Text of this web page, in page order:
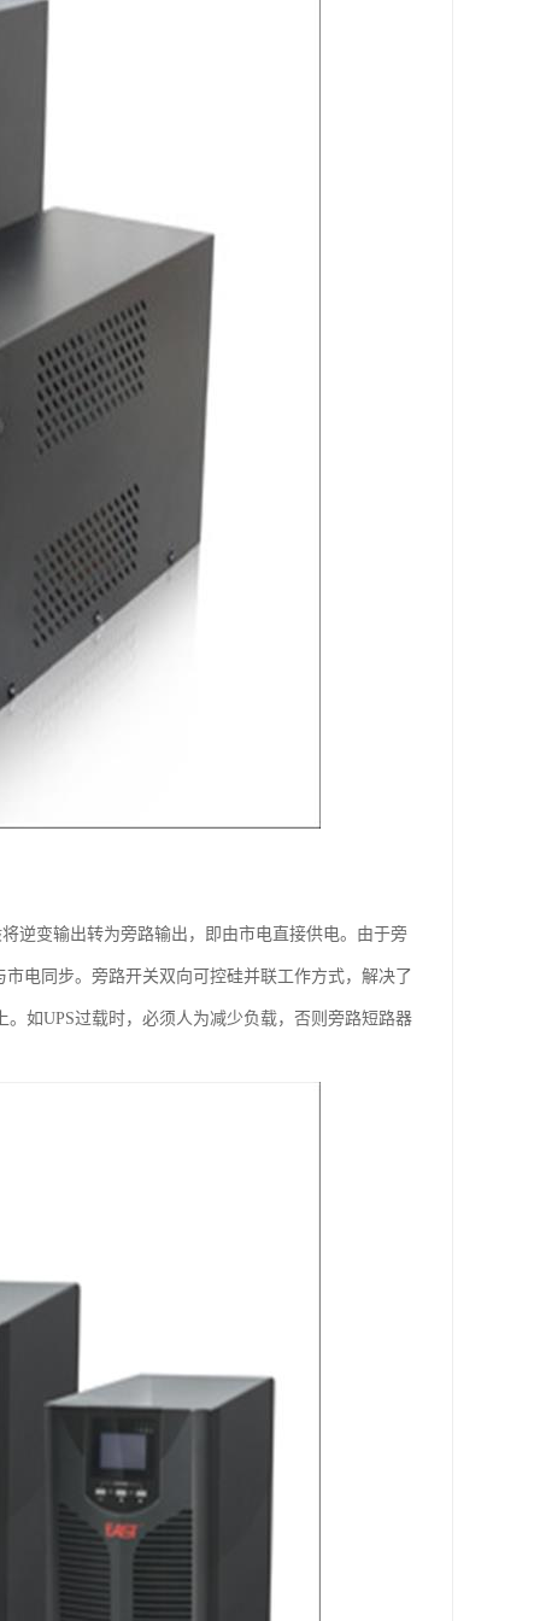
逆变输出转为旁路输出，即由市电直接供电。由于旁
电同步。旁路开关双向可控硅并联工作方式，解决了
如UPS过载时，必须人为减少负载，否则旁路短路器